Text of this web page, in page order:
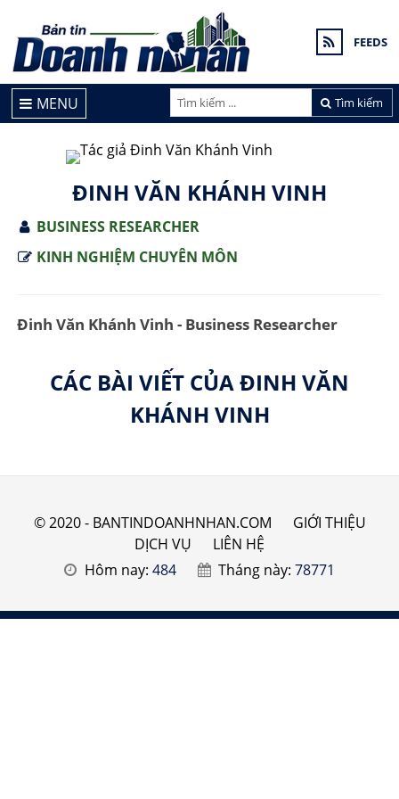
FEEDS
Tìm kiếm
MENU
ĐINH VĂN KHÁNH VINH
BUSINESS RESEARCHER
KINH NGHIỆM CHUYÊN MÔN
Đinh Văn Khánh Vinh - Business Researcher
CÁC BÀI VIẾT CỦA ĐINH VĂN
KHÁNH VINH
© 2020 - BANTINDOANHNHAN.COM
GIỚI THIỆU
DỊCH VỤ
LIÊN HỆ
Hôm nay: 484 Tháng này:78771